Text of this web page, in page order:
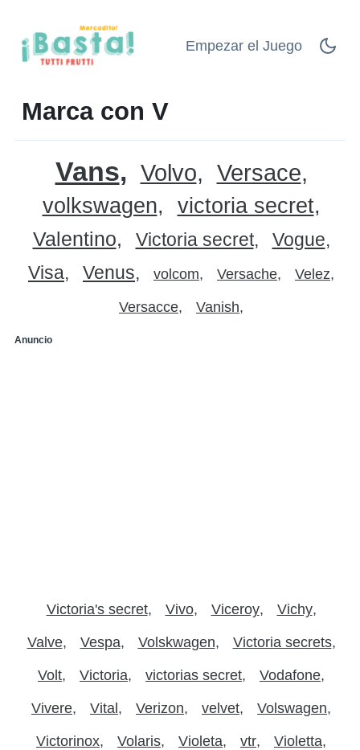
Empezar el Juego
Marca con V
Vans Volvo Versace
volkswagen victoria secret
Valentino Victoria secret
Vogue
Visa
Venus volcom Versache Velez
Versacce Vanish
Anuncio
Victoria's secret Vivo Viceroy Vichy
Valve Vespa Volskwagen Victoria secrets
Volt Victoria victorias secret Vodafone
Vivere Vital Verizon velvet Volswagen
Victorinox Volaris Violeta vtr Violetta